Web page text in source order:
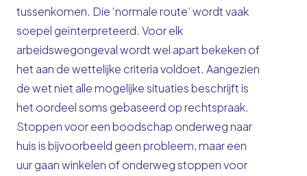
tussenkomen. Die ‘normale route’ wordt vaak
soepel geïnterpreteerd. Voor elk
arbeidswegongeval wordt wel apart bekeken of
het aan de wettelijke criteria voldoet. Aangezien
de wet niet alle mogelijke situaties beschrijft is
het oordeel soms gebaseerd op rechtspraak.
Stoppen voor een boodschap onderweg naar
huis is bijvoorbeeld geen probleem, maar een
uur gaan winkelen of onderweg stoppen voor